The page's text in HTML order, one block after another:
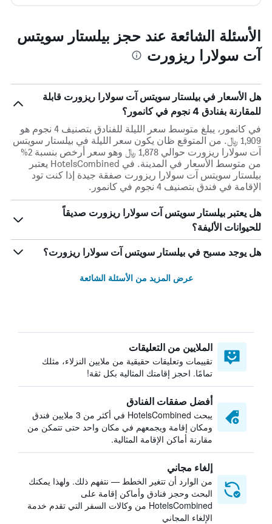
الأسئلة الشائعة عند حجز بيلستار سويتس
آت سولارا ريزورت
هل الأسعار في بيلستار سويتس آت سولارا ريزورت قابلة
للمقارنة بفنادق 4 نجوم في كانمور؟
في كانمور، يبلغ متوسط ​​سعر الليلة للفنادق بتصنيف 4 نجوم هو
1,909 ﷼. من المتوقع ظان يكون سعر الليلة في بيلستار سويتس
آت سولارا ريزورت حوالي 1,878 ﷼ وهو سعر أرخص بنسبة 2%
من متوسط الأسعار في المدينة. في HotelsCombined يعتبر
بيلستار سويتس آت سولارا ريزورت صفقة جيدة إذا كنت تود
الإقامة في فندق بتصنيف 4 نجوم في كانمور.
هل يعتبر بيلستار سويتس آت سولارا ريزورت صديقاً
للحيوانات الأليفة؟
هل يوجد مسبح في بيلستار سويتس آت سولارا ريزورت؟
عرض المزيد من الأسئلة الشائعة
الملايين من التعليقات
تقييمات وتعليقات حقيقية من ملايين النزلاء، مثلك
تمامًا. احجز إقامتك المثالية بكل ثقة!
أفضل صفقات الفنادق
يبحث HotelsCombined في أكثر من 3 ملايين فندق
ومكان إقامة ويجمعهم في مكان واحد حتى تتمكن من
مقارنة أماكن الإقامة المثالية.
إلغاء مجاني
من الوارد أن تتغير الخطط — نتفهم ذلك. ولهذا يمكنك
البحث وحجز فنادق وأماكن إقامة على
HotelsCombined من وكالات السفر التي تقدم خدمة
الإلغاء المجاني